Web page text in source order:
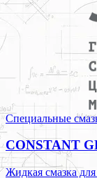
Специальные
CONSTANT
Жидкая смазка